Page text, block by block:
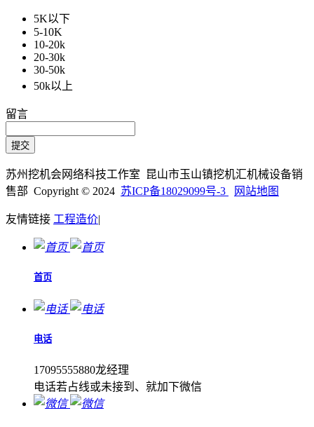
5K以下
5-10K
10-20k
20-30k
30-50k
50k以上
留言
苏州挖机会网络科技工作室 昆山市玉山镇挖机汇机械设备销
售部 Copyright © 2024 苏ICP备18029099号-3 网站地图
友情链接 工程造价|
首页
电话
17095555880龙经理
电话若占线或未接到、就加下微信